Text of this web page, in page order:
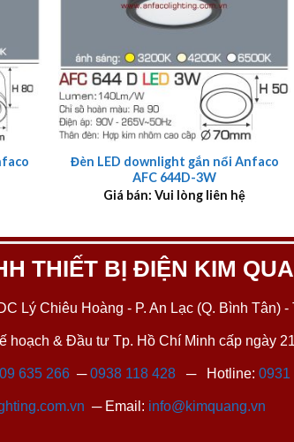
+
Đèn LED downlight gắn nổi Anfaco
AFC 644D-3W
Giá bán: Vui lòng liên hệ
THIẾT BỊ ĐIỆN KIM
Lý Chiêu Hoàng - P. An Lạc (Q. Bình Tân) -
hoạch & Đầu tư Tp. Hồ Chí Minh cấp ngày
635 266─0938 118 428─ Hotline: 0931
─ Email: info@kimquang.vn